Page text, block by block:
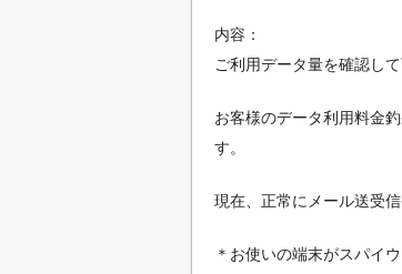
内容：
ご利用データ量を確認して
お客様のデータ利用料金
す。
現在、正常にメール送受
＊お使いの端末がスパイ